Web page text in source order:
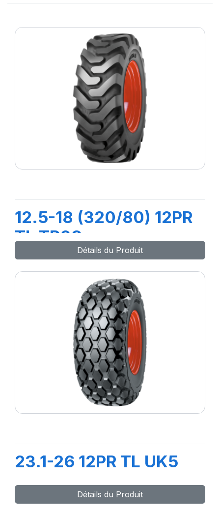
12.5-18 (320/80) 12PR
TL TR09
Détails du Produit
23.1-26 12PR TL UK5
Détails du Produit